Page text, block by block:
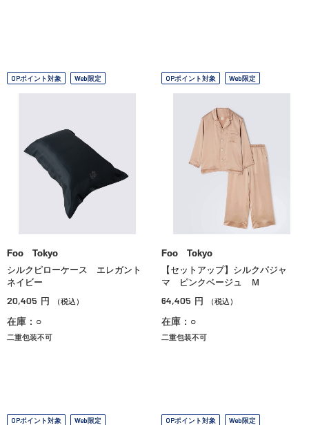
OPポイント対象 Web限定
Foo Tokyo
シルクピローケース エレガント
ネイビー
20,405 円 （税込）
在庫：○
二重包装不可
OPポイント対象 Web限定
Foo Tokyo
【セットアップ】シルクパジャ
マ ピンクベージュ Ｍ
64,405 円 （税込）
在庫：○
二重包装不可
OPポイント対象 Web限定 OPポイント対象 Web限定